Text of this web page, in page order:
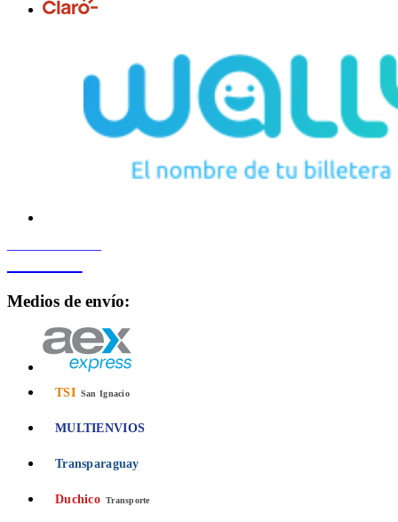
Medios de envío:
TSI San Ignacio
MULTIENVIOS
Transparaguay
Duchico Transporte